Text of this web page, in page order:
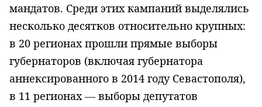
мандатов. Среди этих кампаний выделялись
несколько десятков относительно крупных:
в 20 регионах прошли прямые выборы
губернаторов (включая губернатора
аннексированного в 2014 году Севастополя),
в 11 регионах — выборы депутатов